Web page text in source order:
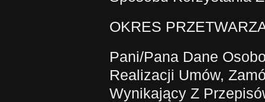
OKRES
Pani/Pana Dane
Realizacji Umów,
Wynikający Z